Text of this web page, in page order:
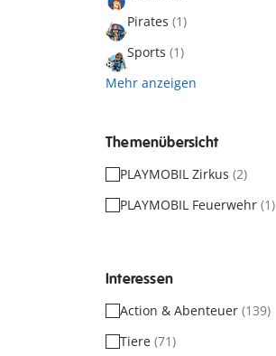
Pirates (1)
Sports (1)
Mehr anzeigen
Themenübersicht
PLAYMOBIL Zirkus (2)
PLAYMOBIL Feuerwehr (1)
Interessen
Action & Abenteuer (139)
Tiere (71)